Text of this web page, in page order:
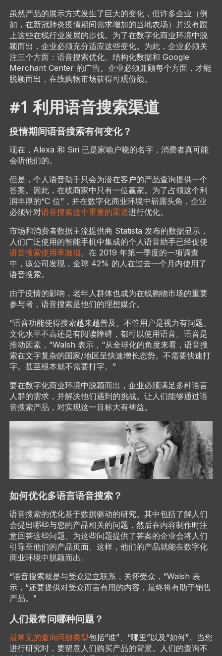
虽然产品的展示方式发生了巨大的变化，但许多企业（例
如，在新冠肺炎疫情期间需求增加的当地农场）并没有跟
上这些在线行业发展的步伐。为了在数字化商业环境中脱
颖而出，企业必须充分适应这些变化。为此，企业必须关
注三个方面：语音搜索优化、结构化数据和 Google
Merchant Center 的广告。企业必须兼顾每个方面，才能
脱颖而出，在线购物市场获得可观份额。
#1 利用语音搜索渠道
疫情期间语音搜索有何变化？
现在，Alexa 和 Siri 已是家喻户晓的名字，消费者真可能
会听他们的。
但是，个人语音助手只会为潜在客户的产品查询提供一个
答案。因此，在线商家中只有一位赢家。为了占领这个利
润丰厚的“C 位”，并在数字化商业环境中崭露头角，企业
必须针对语音搜索这个重要的渠道进行优化。
市场和消费者数据主流提供商 Statista 发布的数据显示，
人们广泛使用的智能手机中集成的个人语音助手已经促使
语音搜索使用率激增。在 2019 年第一季度的一项调查
中，该公司发现，全球 42% 的人在过去一个月内使用了
语音搜索。
由于疫情的影响，老年人群体也成为在线购物市场的重要
参与者，语音搜索是他们的理想媒介。
“语音功能使得搜索越来越普及。不管用户是视力有问题、
文化水平不高还是有阅读障碍，都可以使用语音。语音是
推动因素，”Walsh 表示，“从全球化的角度来看，语音搜
索在文字复杂的国家/地区呈快速增长态势。不需要快速打
字。甚至根本就不需要打字。”
要在数字化商业环境中脱颖而出，企业必须满足多种语言
人群的需求，并解决他们遇到的挑战。让人们能够通过语
音搜索产品，对实现这一目标大有裨益。
如何优化多语言语音搜索？
语音搜索的优化基于数据驱动的研究。其中包括了解人们
会提出哪些与您的产品相关的问题，然后在内容制作时注
意回答这些问题。为这些问题提供了答案的企业会将人们
引导至他们的产品页面。这样，他们的产品就能在数字化
商业环境中脱颖而出。
“语音搜索就是与受众建立联系，关怀受众，”Walsh 表
示，“还要提供对受众而言有用的内容，最终将有助于销售
产品。”
人们最常问哪种问题？
最常见的查询问题类型包括“谁”、“哪里”以及“如何”。当您
进行研究时，要留意人们购买产品的背景。人们的查询不